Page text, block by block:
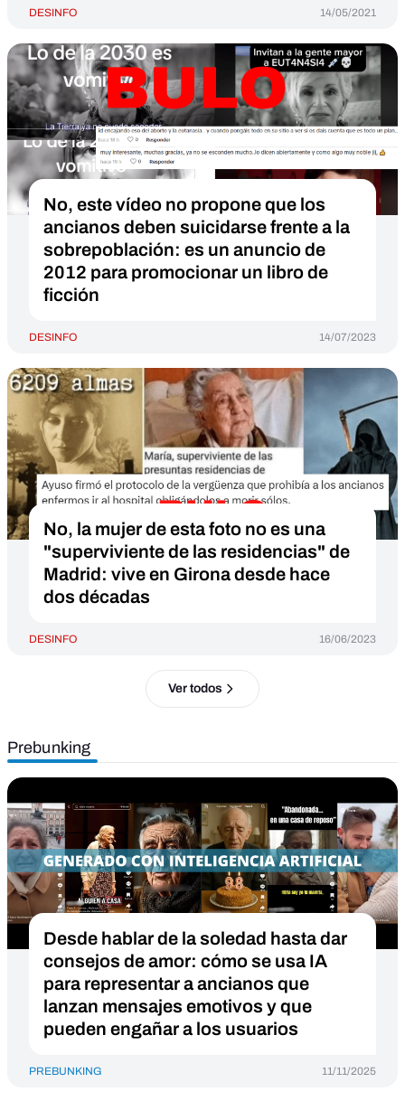
DESINFO 14/05/2021
No, este vídeo no propone que los
ancianos deben suicidarse frente a la
sobrepoblación: es un anuncio de
2012 para promocionar un libro de
ficción
DESINFO 14/07/2023
No, la mujer de esta foto no es una
"superviviente de las residencias" de
Madrid: vive en Girona desde hace
dos décadas
DESINFO 16/06/2023
Ver todos
Prebunking
Desde hablar de la soledad hasta dar
consejos de amor: cómo se usa IA
para representar a ancianos que
lanzan mensajes emotivos y que
pueden engañar a los usuarios
PREBUNKING 11/11/2025